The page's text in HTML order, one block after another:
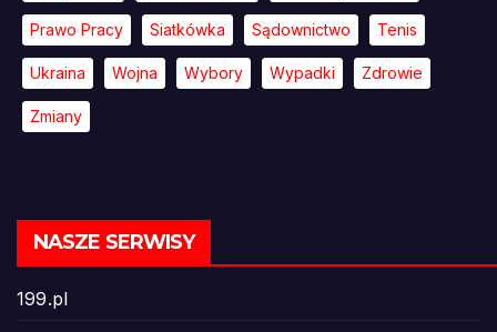
Prawo Pracy Siatkówka Sądownictwo Tenis
Ukraina Wojna Wybory Wypadki Zdrowie
Zmiany
NASZE SERWISY
199.pl